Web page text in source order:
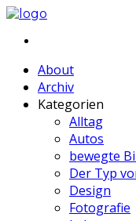
About
Archiv
Kategorien
Alltag
Autos
bewegte
Der Typ
Design
Fotografie